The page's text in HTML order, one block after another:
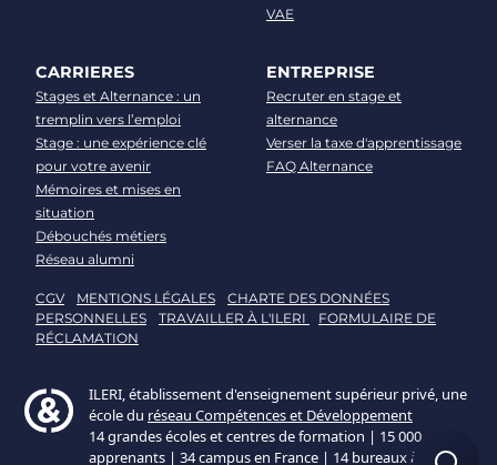
VAE
CARRIERES
Stages et Alternance : un
tremplin vers l’emploi
Stage : une expérience clé
pour votre avenir
Mémoires et mises en
situation
Débouchés métiers
Réseau alumni
ENTREPRISE
Recruter en stage et
alternance
Verser la taxe d'apprentissage
FAQ Alternance
CGV MENTIONS LÉGALES
CHARTE DES DONNÉES
PERSONNELLES
TRAVAILLER À L'ILERI
FORMULAIRE DE
RÉCLAMATION